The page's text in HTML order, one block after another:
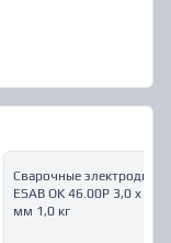
Сварочные электроды
ESAB OK 46.00P 3,0 x 350
мм 1,0 кг